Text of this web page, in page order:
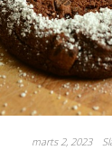
marts 2, 2023